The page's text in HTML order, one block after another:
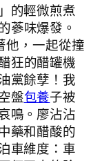
的輕微煎煮
蔘味爆發。
他，一起從撞
狂的醋罐機
黨餘孽！我
盤包養子被
鳴。廖沾沾
藥和醋酸的
車維度：車